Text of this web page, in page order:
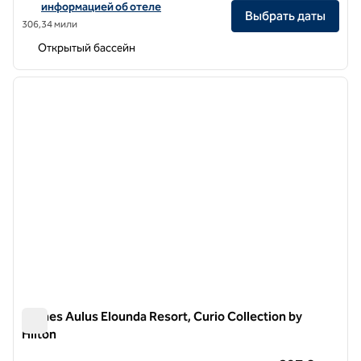
информацией об отеле
306,34 мили
Выбрать даты
Открытый бассейн
1 из 12
Domes Aulus Elounda Resort, Curio Collection by
Hilton